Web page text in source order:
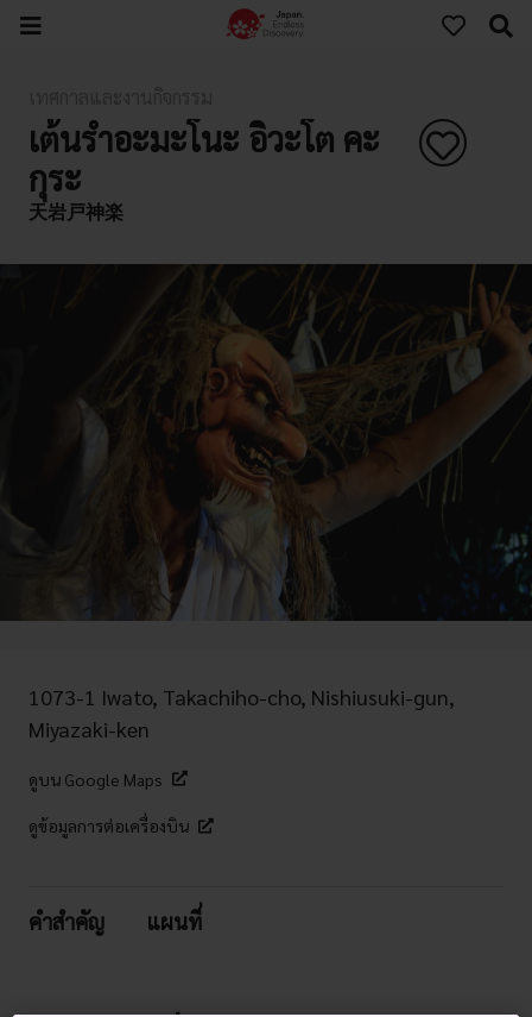
เต้นรำอะมะโนะ อิวะโต คะ
กุระ
天岩戸神楽
1073-1 Iwato, Takachiho-cho, Nishiusuki-gun,
Miyazaki-ken
ดูบน Google Maps
ดูข้อมูลการต่อเครื่องบิน
คำสำคัญ แผนที่